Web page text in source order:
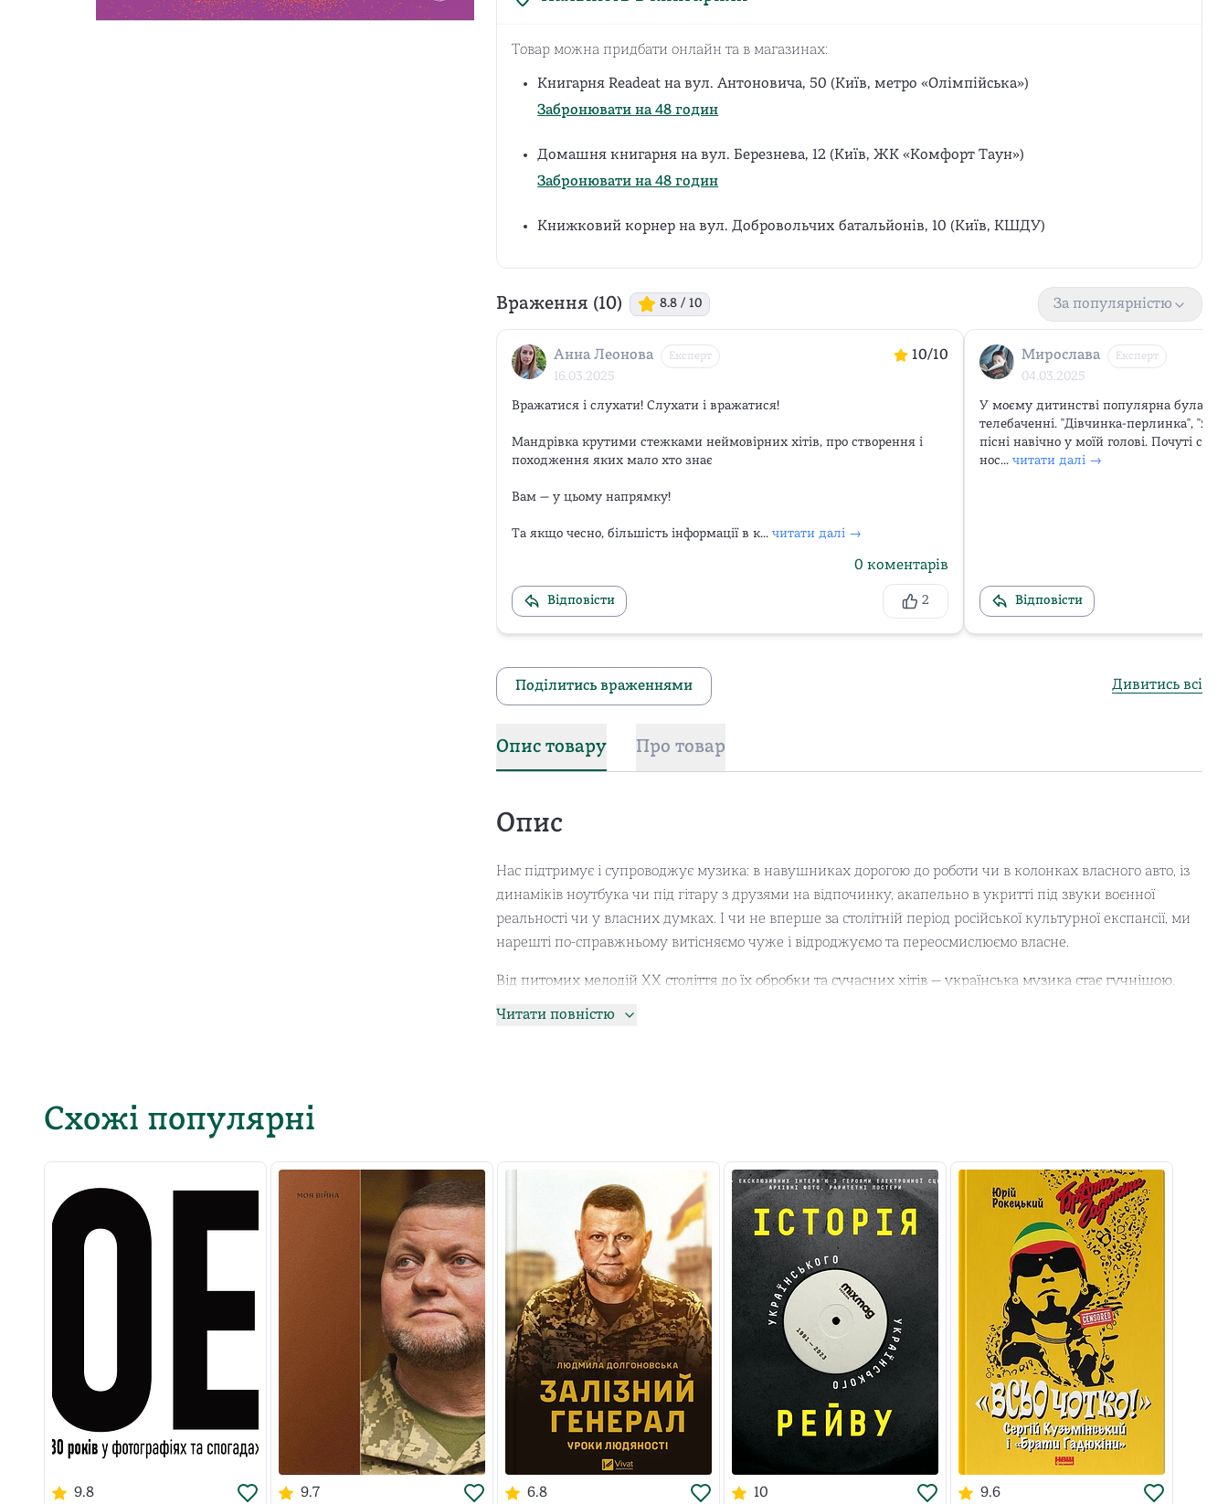
Товар можна придбати онлайн та в магазинах:
Книгарня Readeat на вул. Антоновича, 50 (Київ, метро «Олімпійська»)
Забронювати на 48 годин
Домашня книгарня на вул. Березнева, 12 (Київ, ЖК «Комфорт Таун»)
Забронювати на 48 годин
Книжковий корнер на вул. Добровольчих батальйонів, 10 (Київ, КШДУ)
Враження (10) 8.8 / 10 За популярністю
Анна Леонова Експерт
16.03.2025
10/10
Вражатися і слухати! Слухати і вражатися!
Мандрівка крутими стежками неймовірних хітів, про створення і
походження яких мало хто знає
Вам — у цьому напрямку!
Та якщо чесно, більшість інформації в к... читати далі →
0 коментарів
Відповісти 2
Мирослава Експерт
04.03.2025
У моєму дитинстві популярна була
телебаченні. "Дівчинка-перлинка", "Я
пісні навічно у моїй голові. Почуті
нос... читати далі →
Відповісти
Поділитись враженнями Дивитись всі
Опис товару Про товар
Опис
Нас підтримує і супроводжує музика: в навушниках дорогою до роботи чи в колонках власного авто, із
динаміків ноутбука чи під гітару з друзями на відпочинку, акапельно в укритті під звуки воєнної
реальності чи у власних думках. І чи не вперше за столітній період російської культурної експансії, ми
нарешті по-справжньому витісняємо чуже і відроджуємо та переосмислюємо власне.
Від питомих мелодій XX століття до їх обробки та сучасних хітів — українська музика стає гучнішою.
Здається, що кожен хоча б раз в житті чув і мугикав «Червону руту» або ж «Чорнобривці», але настав
української естради, історію пісень та головні події української попсцени.
Застерігаємо: читання книжки «Це вам не естрада» викликає непереборне бажання слухати музику.
Рекомендуємо тримати напоготові навушники, носову хустинку і власну ностальгію.
Читати повністю
Схожі популярні
9.8 9.7 6.8 10 9.6